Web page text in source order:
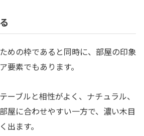
めの枠であると同時に、部屋の印象
要素でもあります。
ーブルと相性がよく、ナチュラル、
屋に合わせやすい一方で、濃い木目
出ます。